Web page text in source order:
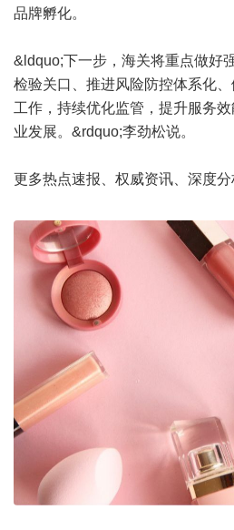
品牌孵化。
&ldquo;下一步，海关将重点做好
检验关口、推进风险防控体系化
工作，持续优化监管，提升服务
业发展。&rdquo;李劲松说。
更多热点速报、权威资讯、深度